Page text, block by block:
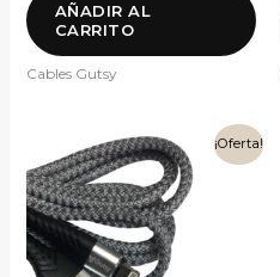
AÑADIR AL
CARRITO
Cables Gutsy
¡Oferta!
El
precio
original
era:
$150.00.
El
precio
actual
es:
$130.00.